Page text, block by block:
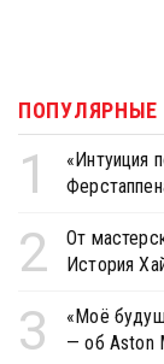
1
«Интуиция
2
От
История
3
«Моё
— об Aston